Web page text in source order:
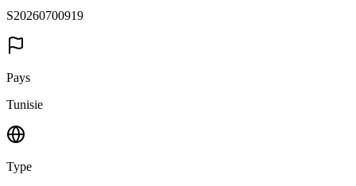
S20260700919
Pays
Tunisie
Type